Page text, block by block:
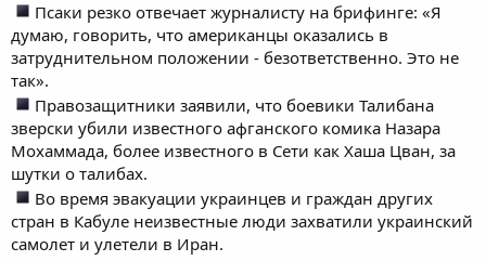
Псаки резко отвечает журналисту на брифинге: «Я
думаю, говорить, что американцы оказались в
затруднительном положении - безответственно. Это не
так».
Правозащитники заявили, что боевики Талибана
зверски убили известного афганского комика Назара
Мохаммада, более известного в Сети как Хаша Цван, за
шутки о талибах.
Во время эвакуации украинцев и граждан других
стран в Кабуле неизвестные люди захватили украинский
самолет и улетели в Иран.